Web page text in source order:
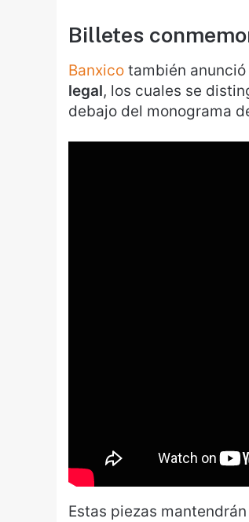
Billetes
Banxico también
legal, los cuales se
debajo del monograma
Estas piezas mantendrán